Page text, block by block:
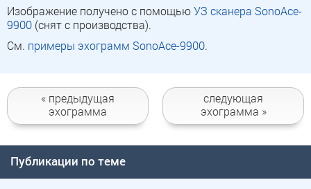
Изображение получено с помощьюУЗ сканера SonoAce-
9900 (снят с производства).
См. примеры эхограмм SonoAce-9900.
« предыдущая
эхограмма
следующая
эхограмма »
Публикации по теме